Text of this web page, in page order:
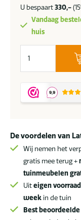
U bespaart330,-
Vandaag
huis
Seasons
Outdoor
Capresi
loungebank
De voordelen van
Wij nemen het
gratis mee terug +
tuinmeubelen
Uiteigen voorraad
week in de tuin
Best beoordeelde